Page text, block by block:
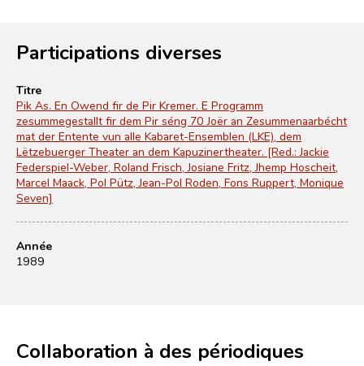
Participations diverses
Titre
Pik As. En Owend fir de Pir Kremer. E Programm
zesummegestallt fir dem Pir séng 70 Joër an Zesummenaarbécht
mat der Entente vun alle Kabaret-Ensemblen (LKE), dem
Lëtzebuerger Theater an dem Kapuzinertheater. [Red.: Jackie
Federspiel-Weber, Roland Frisch, Josiane Fritz, Jhemp Hoscheit,
Marcel Maack, Pol Pütz, Jean-Pol Roden, Fons Ruppert, Monique
Seven]
Année
1989
Collaboration à des périodiques